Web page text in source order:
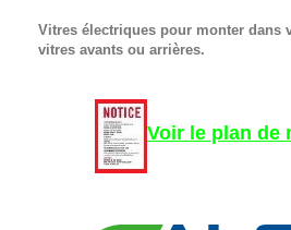
Vitres électriques pour monter dans
vitres avants ou arrières.
Voir le plan de